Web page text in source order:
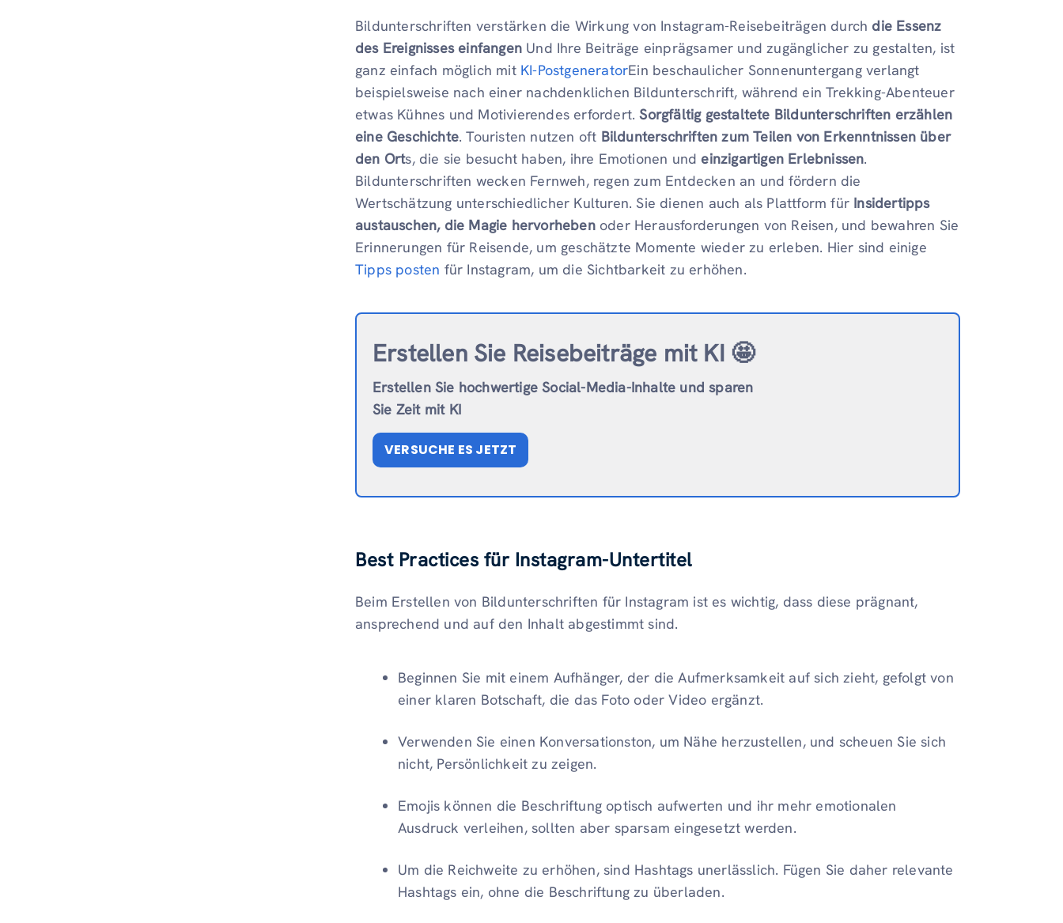
Bildunterschriften verstärken die Wirkung von Instagram-Reisebeiträgen durch die Essenz
des Ereignisses einfangen Und Ihre Beiträge einprägsamer und zugänglicher zu gestalten, ist
ganz einfach möglich mit KI-PostgeneratorEin beschaulicher Sonnenuntergang verlangt
beispielsweise nach einer nachdenklichen Bildunterschrift, während ein Trekking-Abenteuer
etwas Kühnes und Motivierendes erfordert.Sorgfältig gestaltete Bildunterschriften erzählen
eine Geschichte. Touristen nutzen oft Bildunterschriften zum Teilen von Erkenntnissen über
den Orts, die sie besucht haben, ihre Emotionen und einzigartigen Erlebnissen.
Bildunterschriften wecken Fernweh, regen zum Entdecken an und fördern die
Wertschätzung unterschiedlicher Kulturen. Sie dienen auch als Plattform für Insidertipps
austauschen, die Magie hervorhebenoder Herausforderungen von Reisen, und bewahren Sie
Erinnerungen für Reisende, um geschätzte Momente wieder zu erleben. Hier sind einige
Tipps posten für Instagram, um die Sichtbarkeit zu erhöhen.
Erstellen Sie Reisebeiträge mit KI 🤩
Erstellen Sie hochwertige Social-Media-Inhalte und sparen
Sie Zeit mit KI
VERSUCHE ES JETZT
Best Practices für Instagram-Untertitel
Beim Erstellen von Bildunterschriften für Instagram ist es wichtig, dass diese prägnant,
ansprechend und auf den Inhalt abgestimmt sind.
Beginnen Sie mit einem Aufhänger, der die Aufmerksamkeit auf sich zieht, gefolgt von
einer klaren Botschaft, die das Foto oder Video ergänzt.
Verwenden Sie einen Konversationston, um Nähe herzustellen, und scheuen Sie sich
nicht, Persönlichkeit zu zeigen.
Emojis können die Beschriftung optisch aufwerten und ihr mehr emotionalen
Ausdruck verleihen, sollten aber sparsam eingesetzt werden.
Um die Reichweite zu erhöhen, sind Hashtags unerlässlich. Fügen Sie daher relevante
Hashtags ein, ohne die Beschriftung zu überladen.